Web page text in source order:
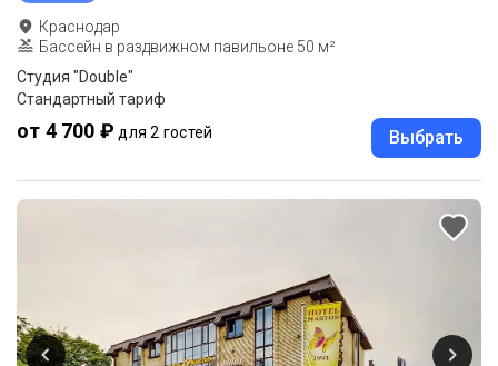
Краснодар
Бассейн в раздвижном павильоне 50 м²
Студия "Double"
Стандартный тариф
от 4 700 ₽ для 2 гостей Выбрать